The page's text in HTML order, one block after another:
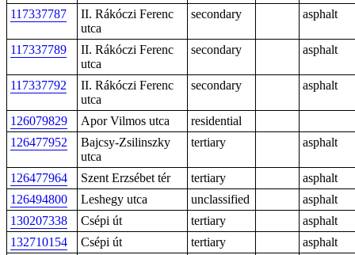
117337787
II. Rákóczi Ferenc
utca
secondary asphalt
117337789
II. Rákóczi Ferenc
utca
secondary asphalt
117337792
II. Rákóczi Ferenc
utca
secondary asphalt
126079829 Apor Vilmos utca
residential
126477952
Bajcsy-Zsilinszky
utca
tertiary asphalt
126477964 Szent Erzsébet tér tertiary
asphalt
126494800
Leshegy utca unclassified
asphalt
130207338
Csépi út tertiary
asphalt
132710154
Csépi út tertiary
asphalt